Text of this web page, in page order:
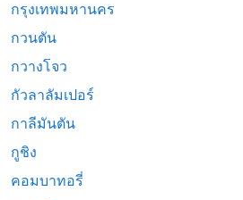
กรุงเทพมหานคร
กวนตัน
กวางโจว
กัวลาลัมเปอร์
กาลีมันตัน
กูชิง
คอมบาทอรี่